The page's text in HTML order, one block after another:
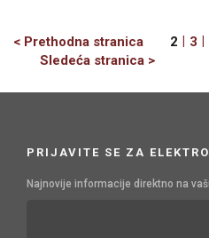
< Prethodna stranicaPrevious
2 | 3 |
Sledeća stranica >Next
PRIJAVITE SE ZA
Najnovije informacije direktno na